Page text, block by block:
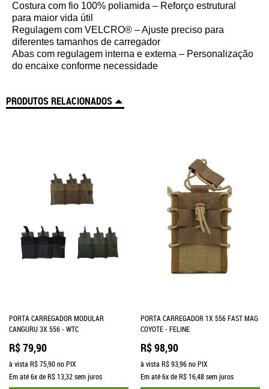
Costura com fio 100% poliamida – Reforço estrutural
para maior vida útil
Regulagem com VELCRO® – Ajuste preciso para
diferentes tamanhos de carregador
Abas com regulagem interna e externa – Personalização
do encaixe conforme necessidade
PRODUTOS RELACIONADOS
PORTA CARREGADOR MODULAR
CANGURU 3X 556 - WTC
R$ 79,90
à vista R$ 75,90no PIX
Em até6xdeR$ 13,32sem juros
PORTA CARREGADOR 1X 556 FAST MAG
COYOTE - FELINE
R$ 98,90
à vista R$ 93,96no PIX
Em até6xdeR$ 16,48sem juros